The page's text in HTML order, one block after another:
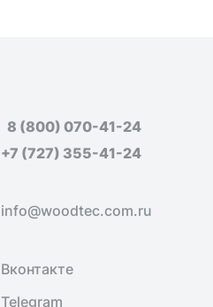
8 (800) 070-41-24
+7 (727) 355-41-24
info@woodtec.com.ru
Вконтакте
Telegram